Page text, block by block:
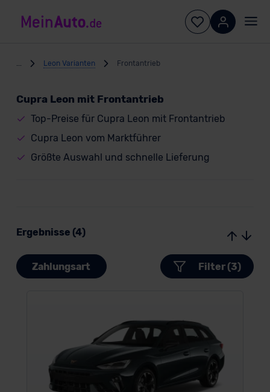
Leon Varianten Frontantrieb
Cupra Leon mit Frontantrieb
Top-Preise für Cupra Leon mit Frontantrieb
Cupra Leon vom Marktführer
Größte Auswahl und schnelle Lieferung
Ergebnisse (4)
Zahlungsart Filter (3)